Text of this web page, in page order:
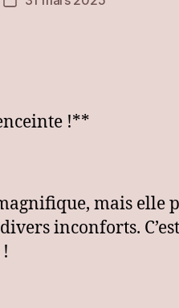
!**
mais elle
inconforts.